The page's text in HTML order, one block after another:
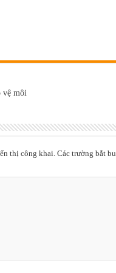
vệ môi
thị công khai. Các trường bắt